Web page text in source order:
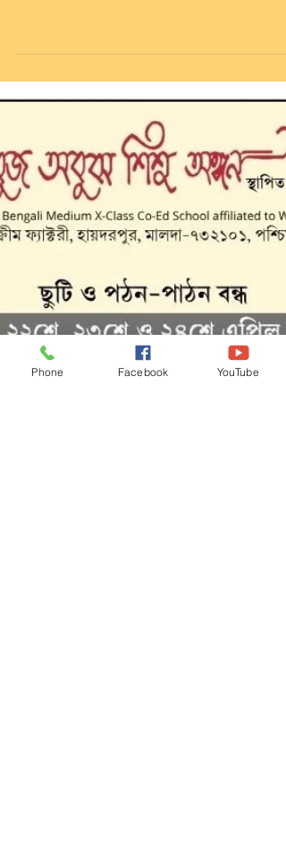
থেকে দশম শ্রেণীর পঠন-পাঠন
Phone Facebook YouTube